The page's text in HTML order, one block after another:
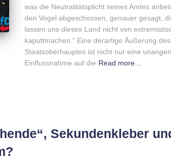
was die Neutralitätsplicht seines Amtes
den Vogel abgeschossen, genauer gesagt,
lassen uns dieses Land nicht von
kaputtmachen.“ Eine derartige Äußerung
Staatsoberhauptes ist nicht nur eine
Einflussnahme auf die Read more…
Sekundenkleber